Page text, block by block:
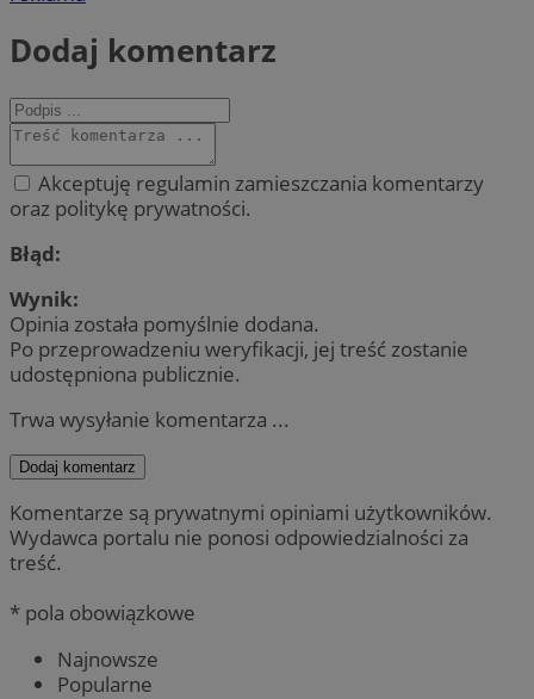
Dodaj komentarz
Akceptuję regulamin zamieszczania komentarzy
oraz politykę prywatności.
Błąd:
Wynik:
Opinia została pomyślnie dodana.
Po przeprowadzeniu weryfikacji, jej treść zostanie
udostępniona publicznie.
Trwa wysyłanie komentarza ...
Dodaj komentarz
Komentarze są prywatnymi opiniami użytkowników.
Wydawca portalu nie ponosi odpowiedzialności za
treść.
* pola obowiązkowe
Najnowsze
Popularne